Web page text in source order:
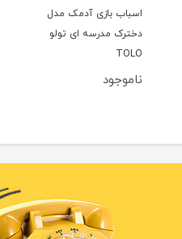
اسباب بازی آدمک مدل
دخترک مدرسه ای تولو
TOLO
ناموجود